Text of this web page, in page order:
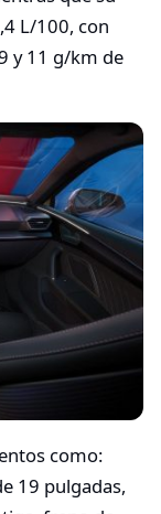
L/100, con
y 11 g/km de
como:
19 pulgadas,